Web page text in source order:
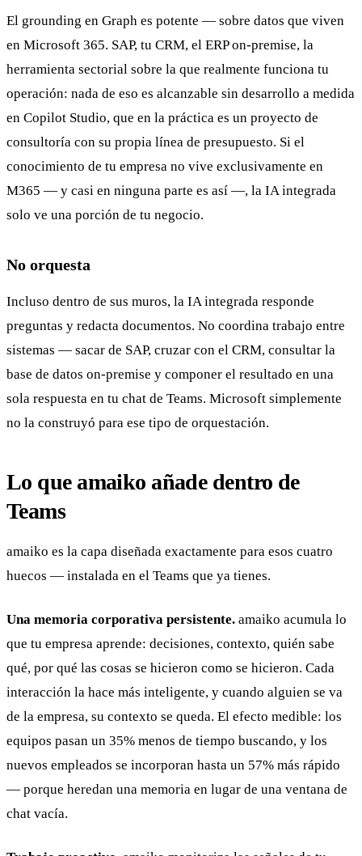
El grounding en Graph es potente — sobre datos que viven
en Microsoft 365. SAP, tu CRM, el ERP on-premise, la
herramienta sectorial sobre la que realmente funciona tu
operación: nada de eso es alcanzable sin desarrollo a medida
en Copilot Studio, que en la práctica es un proyecto de
consultoría con su propia línea de presupuesto. Si el
conocimiento de tu empresa no vive exclusivamente en
M365 — y casi en ninguna parte es así —, la IA integrada
solo ve una porción de tu negocio.
No orquesta
Incluso dentro de sus muros, la IA integrada responde
preguntas y redacta documentos. No coordina trabajo entre
sistemas — sacar de SAP, cruzar con el CRM, consultar la
base de datos on-premise y componer el resultado en una
sola respuesta en tu chat de Teams. Microsoft simplemente
no la construyó para ese tipo de orquestación.
Lo que amaiko añade dentro de
Teams
amaiko es la capa diseñada exactamente para esos cuatro
huecos — instalada en el Teams que ya tienes.
Una memoria corporativa persistente. amaiko acumula lo
que tu empresa aprende: decisiones, contexto, quién sabe
qué, por qué las cosas se hicieron como se hicieron. Cada
interacción la hace más inteligente, y cuando alguien se va
de la empresa, su contexto se queda. El efecto medible: los
equipos pasan un 35% menos de tiempo buscando, y los
nuevos empleados se incorporan hasta un 57% más rápido
— porque heredan una memoria en lugar de una ventana de
chat vacía.